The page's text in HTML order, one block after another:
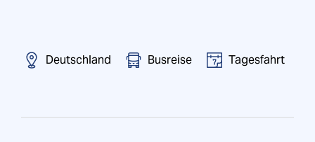
Deutschland Busreise Tagesfahrt